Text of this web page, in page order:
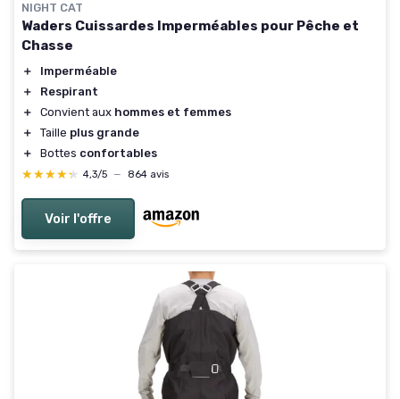
NIGHT CAT
Waders Cuissardes Imperméables pour Pêche et
Chasse
＋
Imperméable
＋
Respirant
＋
Convient aux hommes et femmes
＋
Taille plus grande
＋
Bottes confortables
★★★★★
★★★★★ 4,3/5 — 864 avis
Voir l'offre